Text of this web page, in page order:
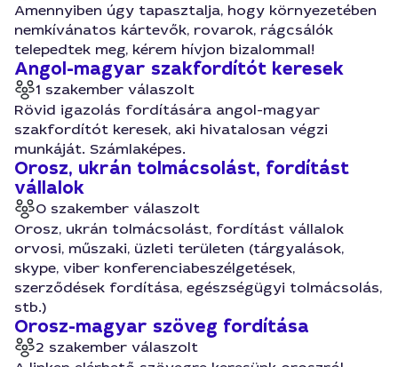
Amennyiben úgy tapasztalja, hogy környezetében
nemkívánatos kártevők, rovarok, rágcsálók
telepedtek meg, kérem hívjon bizalommal!
Angol-magyar szakfordítót keresek
1 szakember válaszolt
Rövid igazolás fordítására angol-magyar
szakfordítót keresek, aki hivatalosan végzi
munkáját. Számlaképes.
Orosz, ukrán tolmácsolást, fordítást
vállalok
0 szakember válaszolt
Orosz, ukrán tolmácsolást, fordítást vállalok
orvosi, műszaki, üzleti területen (tárgyalások,
skype, viber konferenciabeszélgetések,
szerződések fordítása, egészségügyi tolmácsolás,
stb.)
Orosz-magyar szöveg fordítása
2 szakember válaszolt